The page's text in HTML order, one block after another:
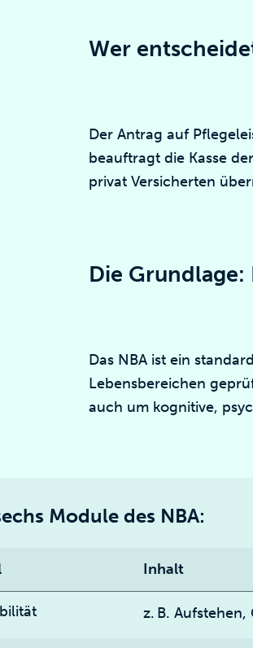
Wer
Der Antrag auf
beauftragt die Kasse
privat Versicherten
Die Grundlage:
Das NBA ist ein
Lebensbereichen
auch um kognitive,
Module des NBA:
Inhalt
z. B.